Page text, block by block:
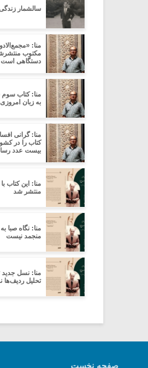
سالشمار زندگی
منا:
مکتوب
دستگاهی است
منا: کتاب سوم
به زبان
منا: گرانی
کتاب را در
بیست عدد
منا: این کتاب
منتشر شد
منا: نگاه صبا
منجمد نیست
منا: نسل جدید
تحلیل ردیف‌ها
صفحه نخست